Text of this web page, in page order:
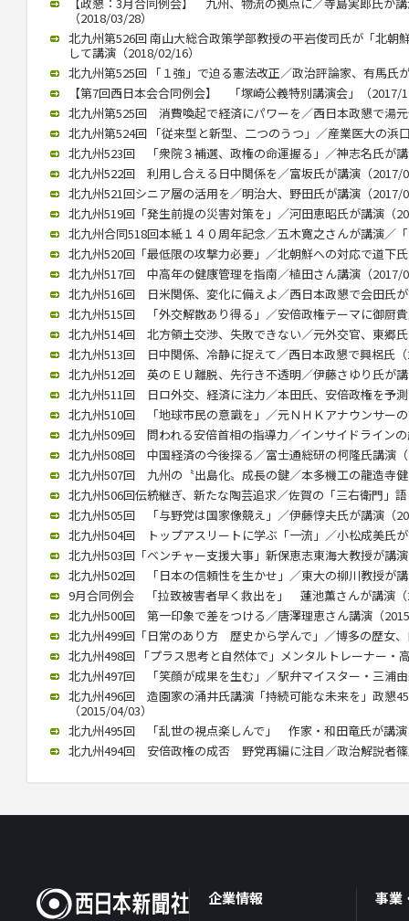
（2018/03/28）
北九州第526回 南山大総合政策学部教授の平岩俊司氏が「北朝
して講演（2018/02/16）
北九州第525回 「１強」で迫る憲法改正／政治評論家、有馬氏
【第7回西日本会合同例会】 「塚崎公義特別講演会」（2017/
北九州第525回 消費喚起で経済にパワーを／西日本政懇で湯
北九州第524回 「従来型と新型、二つのうつ」／産業医大の浜
北九州523回 「衆院３補選、政権の命運握る」／神志名氏が
北九州522回 利用し合える日中関係を／富坂氏が講演（2017/
北九州521回シニア層の活用を／明治大、野田氏が講演（2017/
北九州519回「発生前提の災害対策を」／河田恵昭氏が講演（
北九州合同518回本紙１４０周年記念／五木寛之さんが講演／
北九州520回「最低限の攻撃力必要」／北朝鮮への対応で道
北九州517回 中高年の健康管理を指南／植田さん講演（2017/
北九州516回 日米関係、変化に備えよ／西日本政懇で会田氏
北九州515回 「外交解散あり得る」／安倍政権テーマに御厨
北九州514回 北方領土交渉、失敗できない／元外交官、東郷
北九州513回 日中関係、冷静に捉えて／西日本政懇で興梠氏
北九州512回 英のＥＵ離脱、先行き不透明／伊藤さゆり氏が
北九州511回 日ロ外交、経済に注力／本田氏、安倍政権を予
北九州510回 「地球市民の意識を」／元ＮＨＫアナウンサー
北九州509回 問われる安倍首相の指導力／インサイドライン
北九州508回 中国経済の今後探る／富士通総研の柯隆氏講演
北九州507回 九州の〝出島化〟成長の鍵／本多機工の龍造寺
北九州506回伝統継ぎ、新たな陶芸追求／佐賀の「三右衛門」
北九州505回 「与野党は国家像競え」／伊藤惇夫氏が講演（
北九州504回 トップアスリートに学ぶ「一流」／小松成美氏
北九州503回「ベンチャー支援大事」新保恵志東海大教授が講
北九州502回 「日本の信頼性を生かせ」／東大の柳川教授が
9月合同例会 「拉致被害者早く救出を」 蓮池薫さんが講演
北九州500回 第一印象で差をつける／唐澤理恵さん講演（
北九州499回「日常のあり方 歴史から学んで」／博多の歴女
北九州498回 「プラス思考と自然体で」メンタルトレーナー・
北九州497回 「笑顔が成果を生む」／駅弁マイスター・三浦
北九州496回 造園家の涌井氏講演「持続可能な未来を」政懇
（2015/04/03）
北九州495回 「乱世の視点楽しんで」 作家・和田竜氏が講
北九州494回 安倍政権の成否 野党再編に注目／政治解説者
企業情報 事業